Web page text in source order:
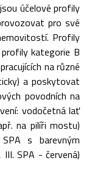
jsou účelové profily
pro své
Profily
kategorie B
na různé
a poskytovat
povodních na
vodočetná lať
na pilíři mostu)
s barevným
SPA - červená)